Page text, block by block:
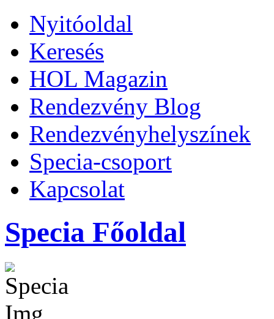
Nyitóoldal
Keresés
HOL Magazin
Rendezvény Blog
Rendezvényhelyszínek
Specia-csoport
Kapcsolat
Specia Főoldal